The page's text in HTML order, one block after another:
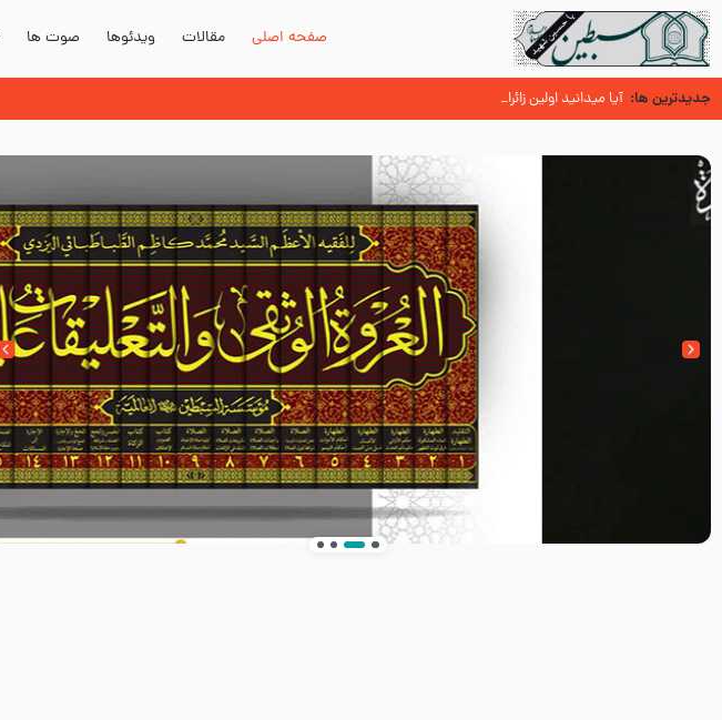
صفحه اصلی مقالات ویدئوها صوت ها
جدیدترین ها: آیا میدانید اولین زائران مزار مطهر امام حسین (علیه السلام) چه کسان
اسنادی کهن دال بر شهرت زیارت اربعین نزد امامیه در قرن ۶ و ۷ هجری
زائران اربعین حسینی